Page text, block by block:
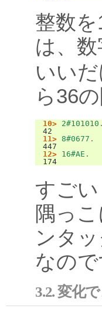
整数
は、数
いい
ら36
10> 2#101010 .
42
11> 8#0677 .
447
12> 16#AE .
174
すご
隅っ
ンタ
なの
3.2. 変化